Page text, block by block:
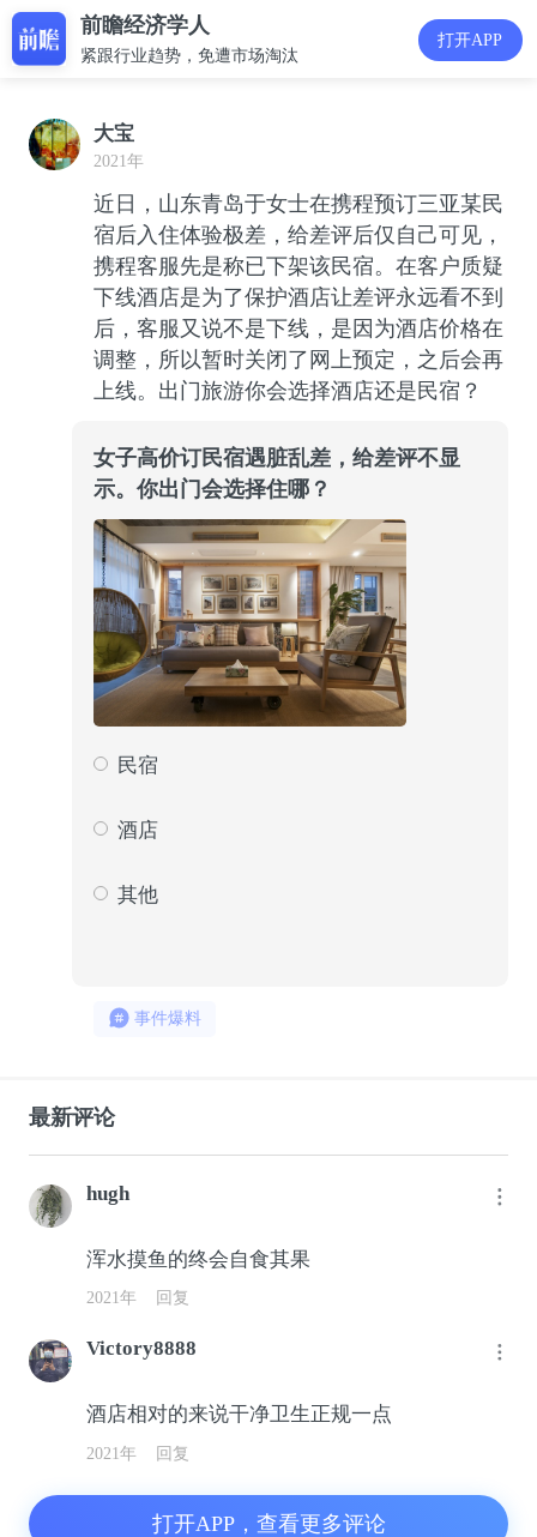
前瞻经济学人
紧跟行业趋势，免遭市场淘汰
打开APP
大宝
2021年
近日，山东青岛于女士在携程预订三亚某民
宿后入住体验极差，给差评后仅自己可见，
携程客服先是称已下架该民宿。在客户质疑
下线酒店是为了保护酒店让差评永远看不到
后，客服又说不是下线，是因为酒店价格在
调整，所以暂时关闭了网上预定，之后会再
上线。出门旅游你会选择酒店还是民宿？
女子高价订民宿遇脏乱差，给差评不显
示。你出门会选择住哪？
民宿
酒店
其他
事件爆料
最新评论
hugh
浑水摸鱼的终会自食其果
2021年 回复
Victory8888
酒店相对的来说干净卫生正规一点
2021年 回复
打开APP，查看更多评论